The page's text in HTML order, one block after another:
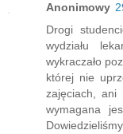
Anonimowy
Drogi
wydziału
wykraczało
której nie
zajęciach, ani
wymagana